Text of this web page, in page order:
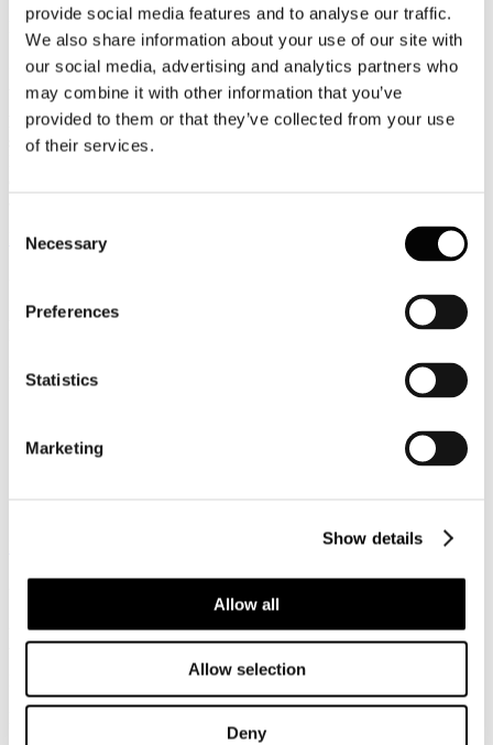
provide social media features and to analyse our traffic.
We also share information about your use of our site with
our social media, advertising and analytics partners who
may combine it with other information that you’ve
provided to them or that they’ve collected from your use
of their services.
Selection
Necessary
Preferences
Statistics
Marketing
Show details
Allow all
Allow selection
Deny
News
Sgravio contributivo sui premi di risultato erogati nel 2014
Apertura della procedura per l'invio delle domande all'Inps
Fattura elettronica tra privati: pubblicato in G.U. il decreto
sugli adempimenti telematici
Leggi tutto...
2015
FS ITALIANE: IL JAZZ VIAGGIA IN TRENO
italiano per L’Aquila” maratona musicale in programma
domenica 6 settembre
centinaia di artisti arriveranno nel capoluogo abruzzese da
Associazione Italiana Confindustria Alberghi
Newsletter N. 138 del 02/09/2015